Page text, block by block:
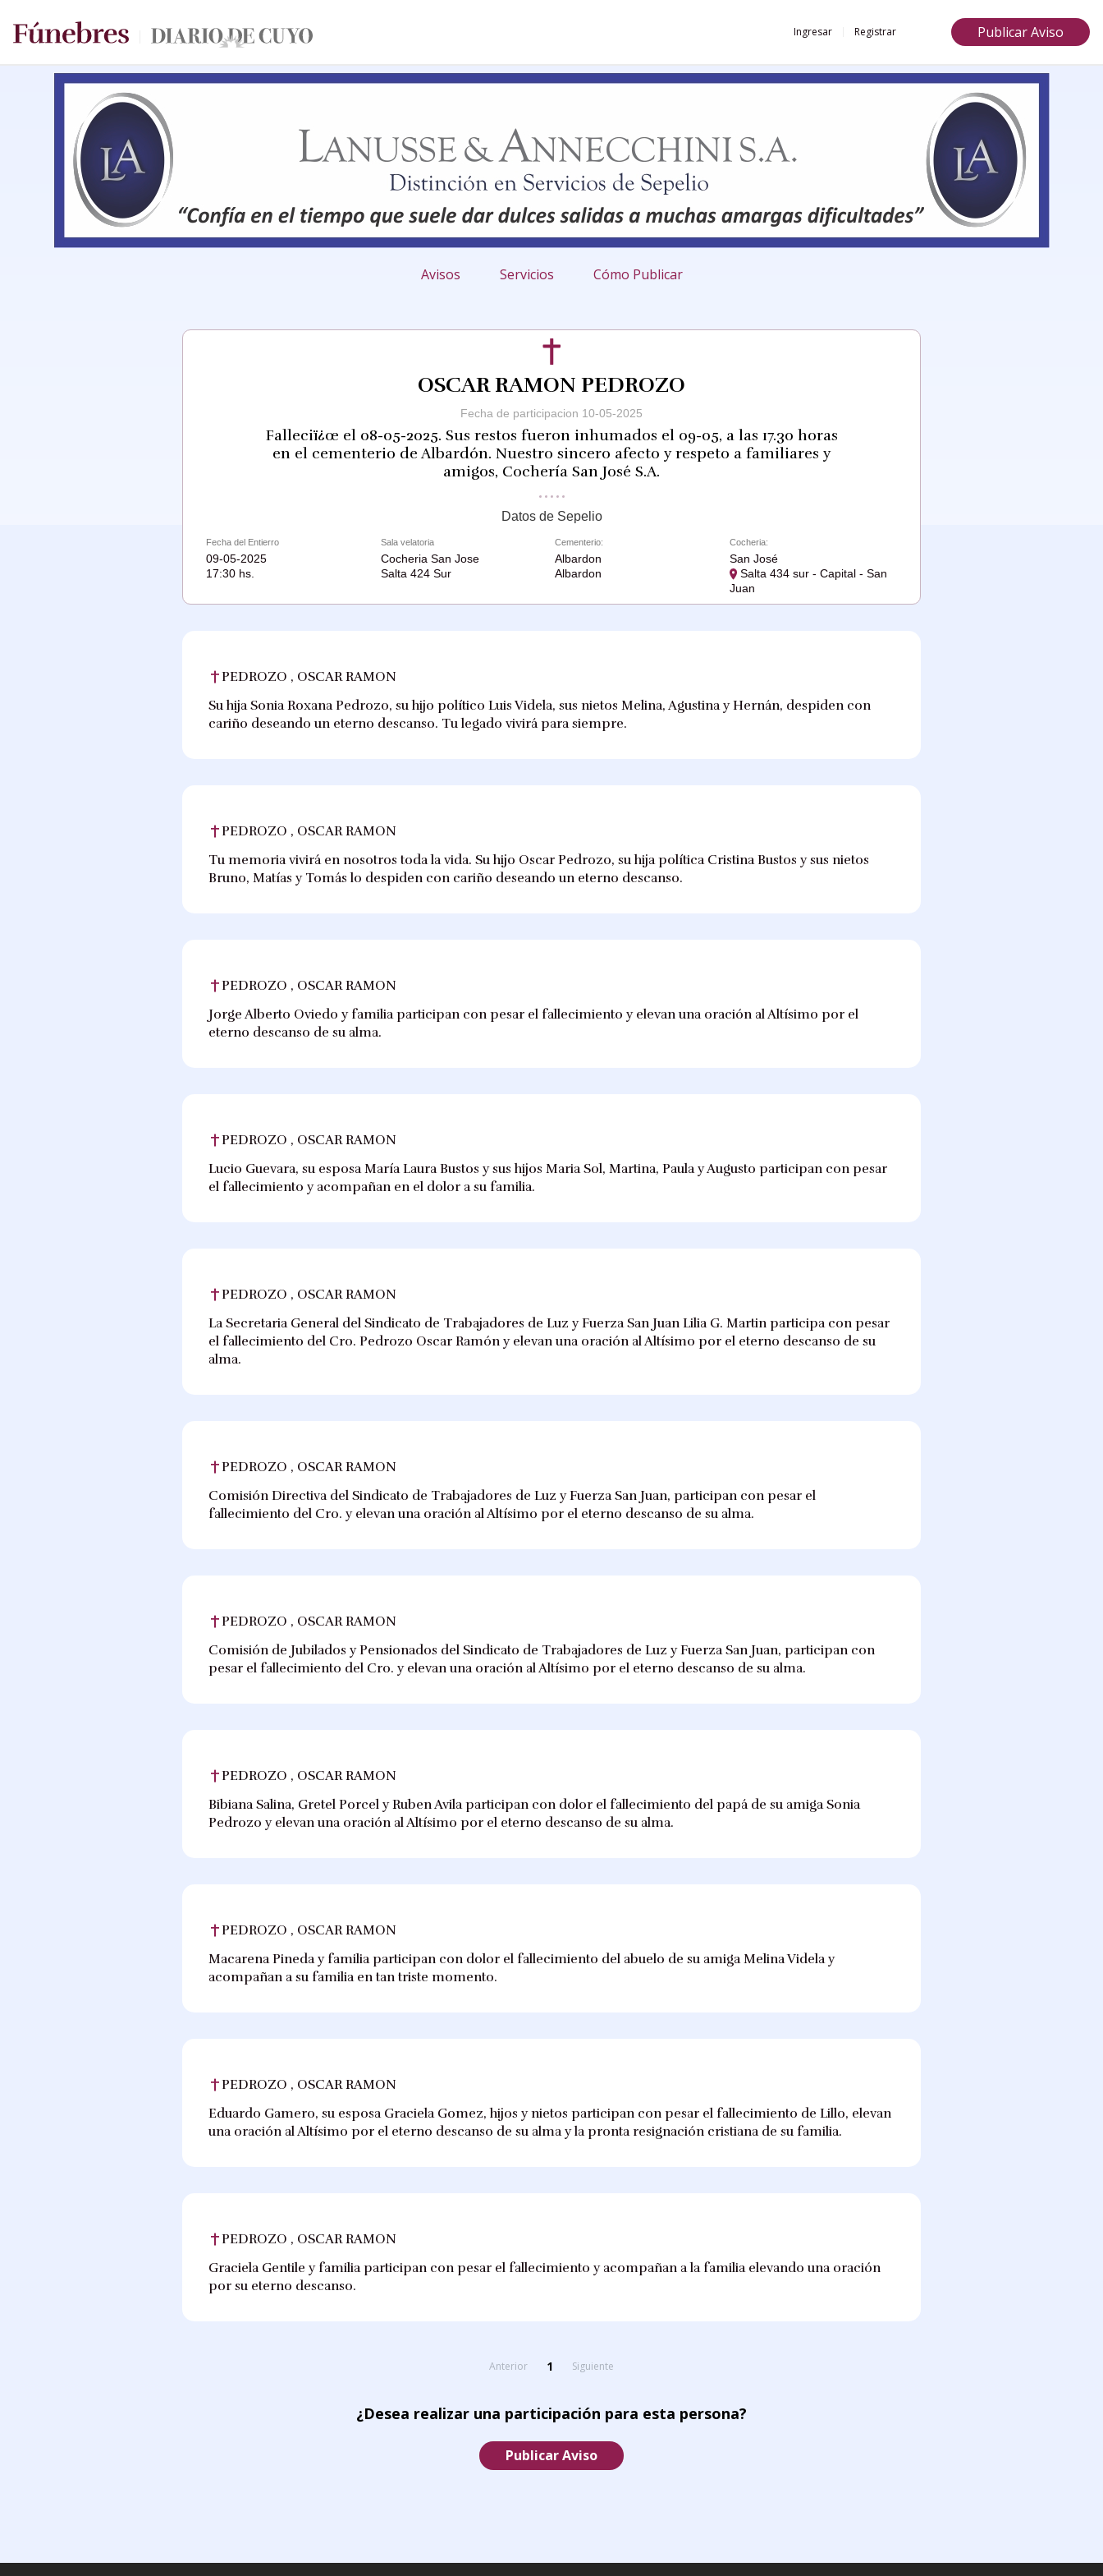
Ingresar Registrar Publicar Aviso
Avisos Servicios Cómo Publicar
OSCAR RAMON PEDROZO
Fecha de participacion 10-05-2025
Falleciï¿œ el 08-05-2025. Sus restos fueron inhumados el 09-05, a las 17.30 horas
en el cementerio de Albardón. Nuestro sincero afecto y respeto a familiares y
amigos, Cochería San José S.A.
Datos de Sepelio
Fecha del Entierro
09-05-2025
17:30 hs.
Sala velatoria
Cocheria San Jose
Salta 424 Sur
Cementerio:
Albardon
Albardon
Cocheria:
San José
Salta 434 sur - Capital - San
Juan
PEDROZO , OSCAR RAMON
Su hija Sonia Roxana Pedrozo, su hijo político Luis Videla, sus nietos Melina, Agustina y Hernán, despiden con
cariño deseando un eterno descanso. Tu legado vivirá para siempre.
PEDROZO , OSCAR RAMON
Tu memoria vivirá en nosotros toda la vida. Su hijo Oscar Pedrozo, su hija política Cristina Bustos y sus nietos
Bruno, Matías y Tomás lo despiden con cariño deseando un eterno descanso.
PEDROZO , OSCAR RAMON
Jorge Alberto Oviedo y familia participan con pesar el fallecimiento y elevan una oración al Altísimo por el
eterno descanso de su alma.
PEDROZO , OSCAR RAMON
Lucio Guevara, su esposa María Laura Bustos y sus hijos Maria Sol, Martina, Paula y Augusto participan con pesar
el fallecimiento y acompañan en el dolor a su familia.
PEDROZO , OSCAR RAMON
La Secretaria General del Sindicato de Trabajadores de Luz y Fuerza San Juan Lilia G. Martin participa con pesar
el fallecimiento del Cro. Pedrozo Oscar Ramón y elevan una oración al Altísimo por el eterno descanso de su
alma.
PEDROZO , OSCAR RAMON
Comisión Directiva del Sindicato de Trabajadores de Luz y Fuerza San Juan, participan con pesar el
fallecimiento del Cro. y elevan una oración al Altísimo por el eterno descanso de su alma.
PEDROZO , OSCAR RAMON
Comisión de Jubilados y Pensionados del Sindicato de Trabajadores de Luz y Fuerza San Juan, participan con
pesar el fallecimiento del Cro. y elevan una oración al Altísimo por el eterno descanso de su alma.
PEDROZO , OSCAR RAMON
Bibiana Salina, Gretel Porcel y Ruben Avila participan con dolor el fallecimiento del papá de su amiga Sonia
Pedrozo y elevan una oración al Altísimo por el eterno descanso de su alma.
PEDROZO , OSCAR RAMON
Macarena Pineda y familia participan con dolor el fallecimiento del abuelo de su amiga Melina Videla y
acompañan a su familia en tan triste momento.
PEDROZO , OSCAR RAMON
Eduardo Gamero, su esposa Graciela Gomez, hijos y nietos participan con pesar el fallecimiento de Lillo, elevan
una oración al Altísimo por el eterno descanso de su alma y la pronta resignación cristiana de su familia.
PEDROZO , OSCAR RAMON
Graciela Gentile y familia participan con pesar el fallecimiento y acompañan a la familia elevando una oración
por su eterno descanso.
Anterior 1 Siguiente
¿Desea realizar una participación para esta persona?
Publicar Aviso